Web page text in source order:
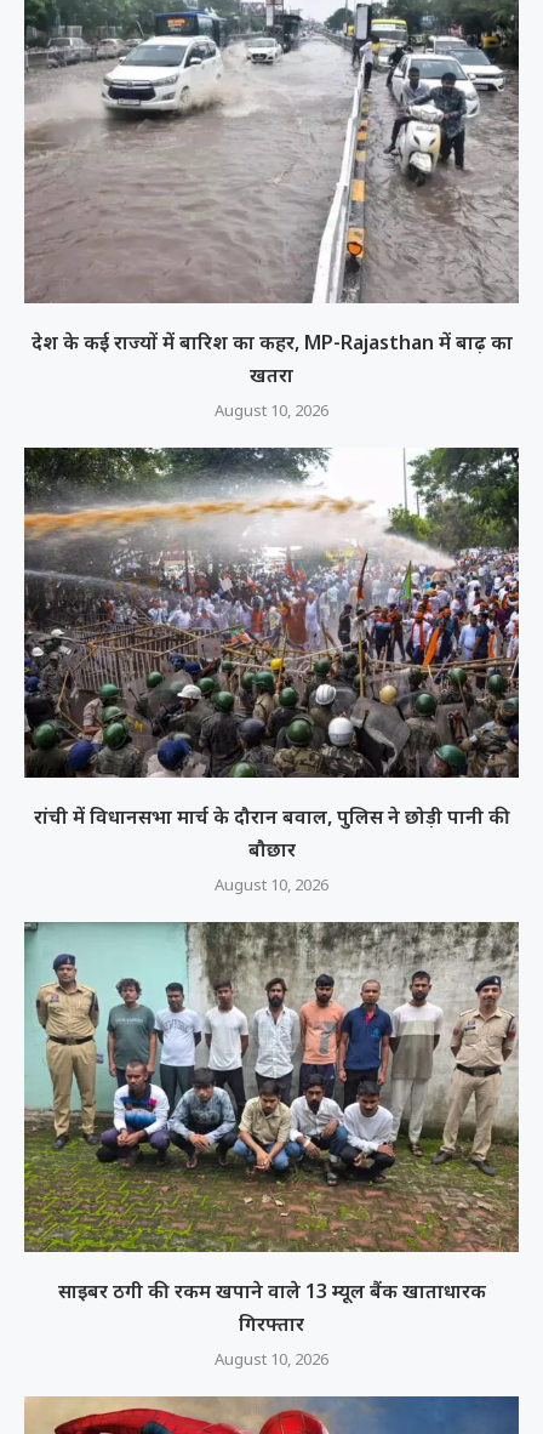
देश के कई राज्यों में बारिश का कहर, MP-Rajasthan में बाढ़ का
खतरा
August 10, 2026
रांची में विधानसभा मार्च के दौरान बवाल, पुलिस ने छोड़ी पानी की
बौछार
August 10, 2026
साइबर ठगी की रकम खपाने वाले 13 म्यूल बैंक खाताधारक
गिरफ्तार
August 10, 2026